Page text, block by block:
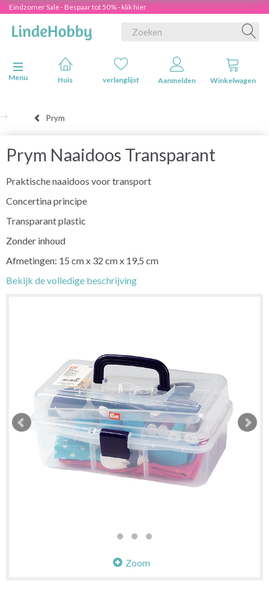
Eindzomer Sale - Bespaar tot 50% - klik hier
Navigatie in-/uitschakelen
Menu
Huis verlanglijst Aanmelden Winkelwagen
Prym
Prym Naaidoos Transparant
Praktische naaidoos voor transport
Concertina principe
Transparant plastic
Zonder inhoud
Afmetingen: 15 cm x 32 cm x 19,5 cm
Bekijk de volledige beschrijving
Zoom